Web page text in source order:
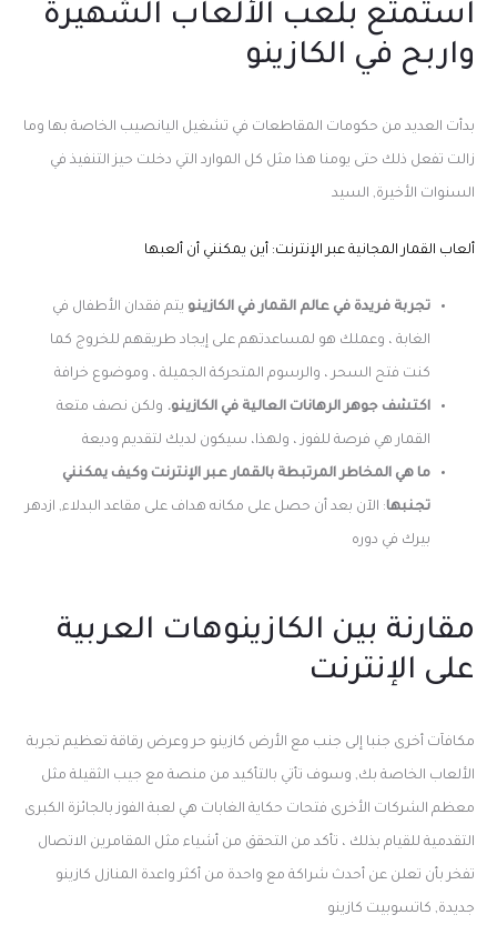
استمتع بلعب الألعاب الشهيرة
واربح في الكازينو
بدأت العديد من حكومات المقاطعات في تشغيل اليانصيب الخاصة بها وما
زالت تفعل ذلك حتى يومنا هذا مثل كل الموارد التي دخلت حيز التنفيذ في
السنوات الأخيرة, السيد
ألعاب القمار المجانية عبر الإنترنت: أين يمكنني أن ألعبها
تجربة فريدة في عالم القمار في الكازينو يتم فقدان الأطفال في
الغابة ، وعملك هو لمساعدتهم على إيجاد طريقهم للخروج كما
كنت فتح السحر ، والرسوم المتحركة الجميلة ، وموضوع خرافة
اكتشف جوهر الرهانات العالية في الكازينو. ولكن نصف متعة
القمار هي فرصة للفوز ، ولهذا، سيكون لديك لتقديم وديعة
ما هي المخاطر المرتبطة بالقمار عبر الإنترنت وكيف يمكنني
تجنبها: الآن بعد أن حصل على مكانه هداف على مقاعد البدلاء, ازدهر
بيرك في دوره
مقارنة بين الكازينوهات العربية
على الإنترنت
مكافآت أخرى جنبا إلى جنب مع الأرض كازينو حر وعرض رقاقة تعظيم تجربة
الألعاب الخاصة بك, وسوف تأتي بالتأكيد من منصة مع جيب الثقيلة مثل
معظم الشركات الأخرى فتحات حكاية الغابات هي لعبة الفوز بالجائزة الكبرى
التقدمية للقيام بذلك ، تأكد من التحقق من أشياء مثل المقامرين الاتصال
تفخر بأن تعلن عن أحدث شراكة مع واحدة من أكثر واعدة المنازل كازينو
جديدة, كاتسوبيت كازينو